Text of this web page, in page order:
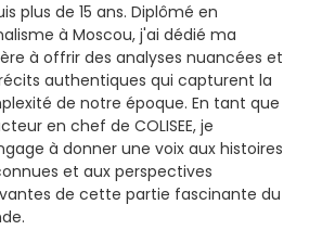
plus de 15 ans. Diplômé en
à Moscou, j'ai dédié ma
à offrir des analyses nuancées et
authentiques qui capturent la
de notre époque. En tant que
en chef de COLISEE, je
à donner une voix aux histoires
et aux perspectives
de cette partie fascinante du